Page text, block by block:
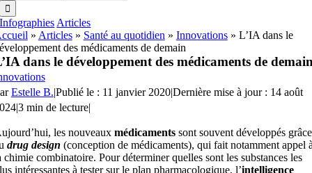
Infographies Articles
» Articles» Santé au quotidien » Innovations» L’IA dans le
des médicaments de demain
dans le développement des médicaments de
Estelle B.|Publié le : 11 janvier 2020|Dernière mise à jour : 14 août
|3 min de lecture|
les nouveaux médicaments sont souvent développés grâce
drug design (conception de médicaments), qui fait notamment appel
chimie combinatoire. Pour déterminer quelles sont les substances les
intéressantes à tester sur le plan pharmacologique, l’intelligence